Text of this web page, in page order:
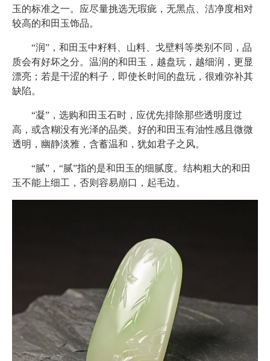
玉的标准之一。应尽量挑选无瑕疵，无黑点、洁净度相对
较高的和田玉饰品。
“润”，和田玉中籽料、山料、戈壁料等类别不同，品
质会有好坏之分。温润的和田玉，越盘玩，越细润，更显
漂亮；若是干涩的料子，即使长时间的盘玩，很难弥补其
缺陷。
“凝”，选购和田玉石时，应优先排除那些透明度过
高，或含糊没有光泽的品类。好的和田玉有油性感且微微
透明，幽静淡雅，含蓄温和，犹如君子之风。
“腻”，“腻”指的是和田玉的细腻度。结构粗大的和田
玉不能上细工，否则容易崩口，起毛边。